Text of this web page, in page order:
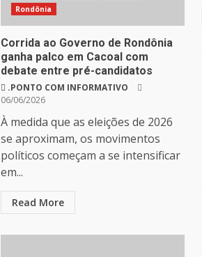
Rondônia
Corrida ao Governo de Rondônia
ganha palco em Cacoal com
debate entre pré-candidatos
.PONTO COM INFORMATIVO
06/06/2026
À medida que as eleições de 2026
se aproximam, os movimentos
políticos começam a se intensificar
em...
Read More